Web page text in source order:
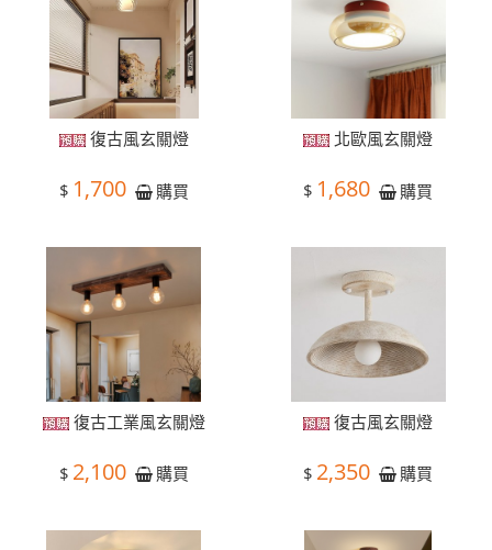
復古風玄關燈
$ 1,700 購買
北歐風玄關燈
$ 1,680 購買
復古工業風玄關燈
$ 2,100 購買
復古風玄關燈
$ 2,350 購買